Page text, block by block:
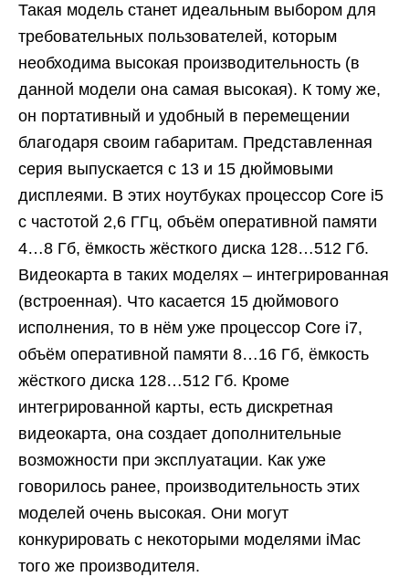
Такая модель станет идеальным выбором для
требовательных пользователей, которым
необходима высокая производительность (в
данной модели она самая высокая). К тому же,
он портативный и удобный в перемещении
благодаря своим габаритам. Представленная
серия выпускается с 13 и 15 дюймовыми
дисплеями. В этих ноутбуках процессор Core i5
с частотой 2,6 ГГц, объём оперативной памяти
4…8 Гб, ёмкость жёсткого диска 128…512 Гб.
Видеокарта в таких моделях – интегрированная
(встроенная). Что касается 15 дюймового
исполнения, то в нём уже процессор Core i7,
объём оперативной памяти 8…16 Гб, ёмкость
жёсткого диска 128…512 Гб. Кроме
интегрированной карты, есть дискретная
видеокарта, она создает дополнительные
возможности при эксплуатации. Как уже
говорилось ранее, производительность этих
моделей очень высокая. Они могут
конкурировать с некоторыми моделями iMac
того же производителя.